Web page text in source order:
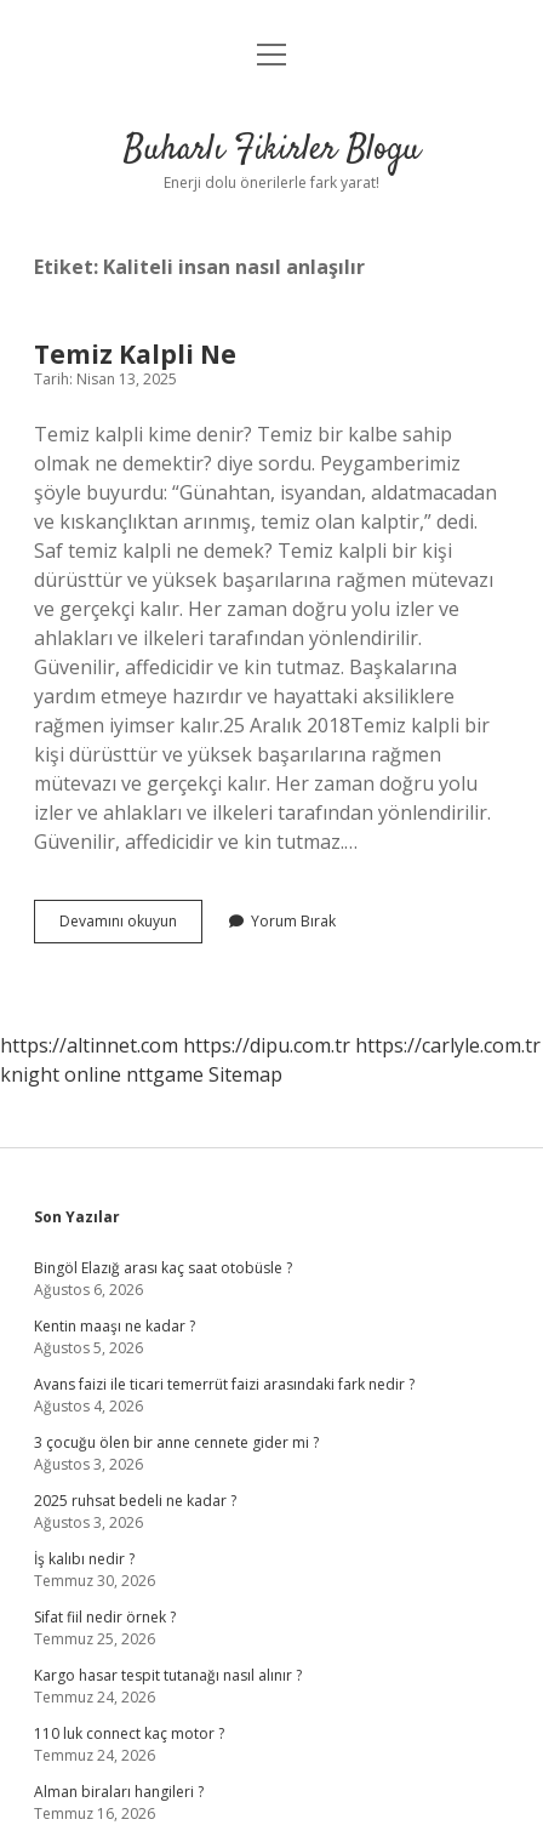
Anasayfa
Yasal Uyarı
menüyü
Buharlı Fikirler Blogu
Enerji dolu önerilerle fark yarat!
Etiket: Kaliteli insan nasıl anlaşılır
Temiz Kalpli Ne
Tarih: Nisan 13, 2025
Temiz kalpli kime denir? Temiz bir kalbe sahip
olmak ne demektir? diye sordu. Peygamberimiz
şöyle buyurdu: “Günahtan, isyandan, aldatmacadan
ve kıskançlıktan arınmış, temiz olan kalptir,” dedi.
Saf temiz kalpli ne demek? Temiz kalpli bir kişi
dürüsttür ve yüksek başarılarına rağmen mütevazı
ve gerçekçi kalır. Her zaman doğru yolu izler ve
ahlakları ve ilkeleri tarafından yönlendirilir.
Güvenilir, affedicidir ve kin tutmaz. Başkalarına
yardım etmeye hazırdır ve hayattaki aksiliklere
rağmen iyimser kalır.25 Aralık 2018Temiz kalpli bir
kişi dürüsttür ve yüksek başarılarına rağmen
mütevazı ve gerçekçi kalır. Her zaman doğru yolu
izler ve ahlakları ve ilkeleri tarafından yönlendirilir.
Güvenilir, affedicidir ve kin tutmaz.…
Devamını okuyun
Kalpli
Yorum Bırak
https://altinnet.com https://dipu.com.tr https://carlyle.com.tr
knight online nttgame Sitemap
Sidebar
Son Yazılar
Bingöl Elazığ arası kaç saat otobüsle ?
Ağustos 6, 2026
Kentin maaşı ne kadar ?
Ağustos 5, 2026
Avans faizi ile ticari temerrüt faizi arasındaki fark nedir ?
Ağustos 4, 2026
3 çocuğu ölen bir anne cennete gider mi ?
Ağustos 3, 2026
2025 ruhsat bedeli ne kadar ?
Ağustos 3, 2026
İş kalıbı nedir ?
Temmuz 30, 2026
Sifat fiil nedir örnek ?
Temmuz 25, 2026
Kargo hasar tespit tutanağı nasıl alınır ?
Temmuz 24, 2026
110 luk connect kaç motor ?
Temmuz 24, 2026
Alman biraları hangileri ?
Temmuz 16, 2026